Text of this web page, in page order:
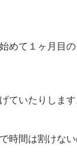
めて１ヶ月目
ていたりします
時間は割けな